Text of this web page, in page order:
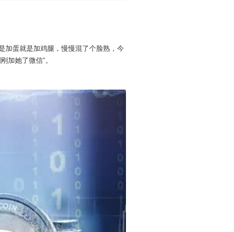
加蛋就是加鸡腿，慢慢混了个脸熟，今
加她了微信”。